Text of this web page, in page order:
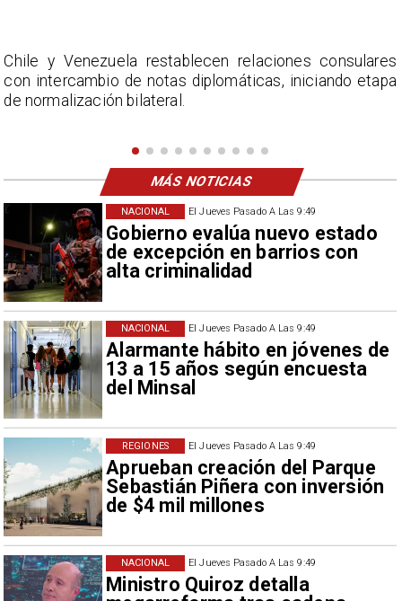
El Jueves Pasado A Las 9:49
Gobierno evalúa nuevo estado
de excepción en barrios con
alta criminalidad
NACIONAL
El Jueves Pasado A Las 9:49
Alarmante hábito en jóvenes de
13 a 15 años según encuesta
del Minsal
NACIONAL
El Jueves Pasado A Las 9:49
Aprueban creación del Parque
Sebastián Piñera con inversión
de $4 mil millones
REGIONES
El Jueves Pasado A Las 9:49
Ministro Quiroz detalla
NACIONAL
La Confederación Nacional de Ferias Libres (ASOF)
considera inaceptable que se refieran a Fabiola
Campillai como 'señora de feria', expresión utilizada
MÁS NOTICIAS